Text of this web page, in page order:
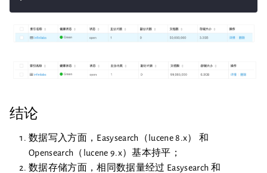
结论
数据写入方面，Easysearch（lucene 8.x） 和
Opensearch（lucene 9.x）基本持平；
数据存储方面，相同数据量经过 Easysearch 和